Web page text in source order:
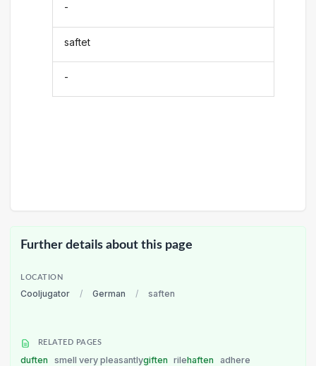
-
saftet
-
Further details about this page
LOCATION
Cooljugator / German / saften
RELATED PAGES
duften smell very pleasantlygiften rilehaften
adhere